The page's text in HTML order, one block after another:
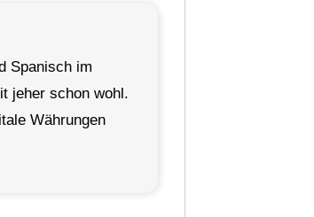
Spanisch im
jeher schon wohl.
Währungen